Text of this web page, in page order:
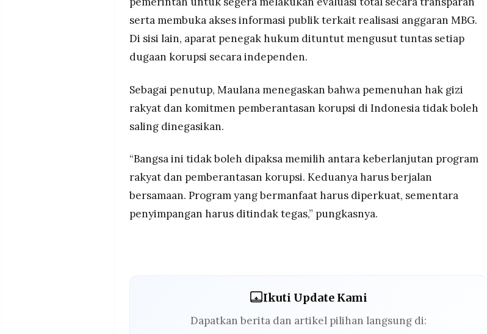
serta membuka akses informasi publik terkait realisasi anggaran MBG.
Di sisi lain, aparat penegak hukum dituntut mengusut tuntas setiap
dugaan korupsi secara independen.
Sebagai penutup, Maulana menegaskan bahwa pemenuhan hak gizi
rakyat dan komitmen pemberantasan korupsi di Indonesia tidak boleh
saling dinegasikan.
“Bangsa ini tidak boleh dipaksa memilih antara keberlanjutan program
rakyat dan pemberantasan korupsi. Keduanya harus berjalan
bersamaan. Program yang bermanfaat harus diperkuat, sementara
penyimpangan harus ditindak tegas,” pungkasnya.
Ikuti Update Kami
Dapatkan berita dan artikel pilihan langsung di: